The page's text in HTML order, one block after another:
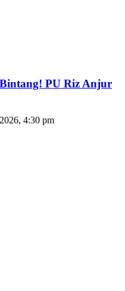
PU Riz Anjur
4:30 pm